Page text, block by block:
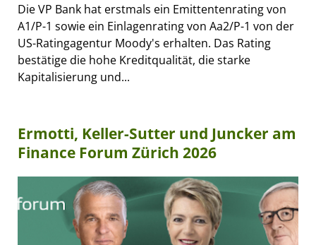
Die VP Bank hat erstmals ein Emittentenrating von
A1/P-1 sowie ein Einlagenrating von Aa2/P-1 von der
US-Ratingagentur Moody's erhalten. Das Rating
bestätige die hohe Kreditqualität, die starke
Kapitalisierung und...
Ermotti, Keller-Sutter und Juncker am
Finance Forum Zürich 2026